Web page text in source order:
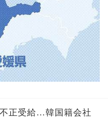
正受給…韓国籍会社